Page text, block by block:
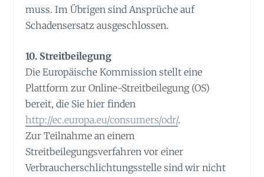
muss. Im Übrigen sind Ansprüche auf
Schadensersatz ausgeschlossen.
10. Streitbeilegung
Die Europäische Kommission stellt eine
Plattform zur Online-Streitbeilegung (OS)
bereit, die Sie hier finden
http://ec.europa.eu/consumers/odr/.
Zur Teilnahme an einem
Streitbeilegungsverfahren vor einer
Verbraucherschlichtungsstelle sind wir nicht